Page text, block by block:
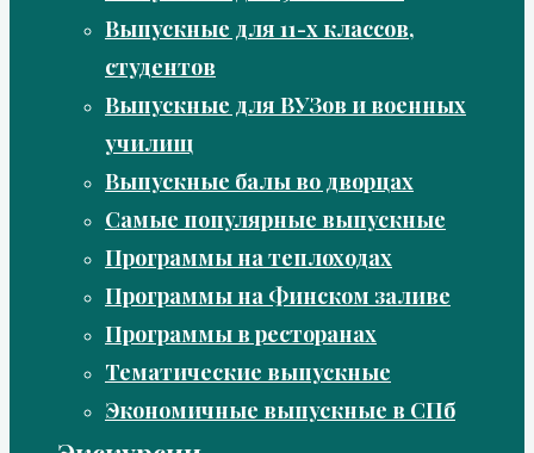
Выпускные для 11-х классов,
студентов
Выпускные для ВУЗов и военных
училищ
Выпускные балы во дворцах
Самые популярные выпускные
Программы на теплоходах
Программы на Финском заливе
Программы в ресторанах
Тематические выпускные
Экономичные выпускные в СПб